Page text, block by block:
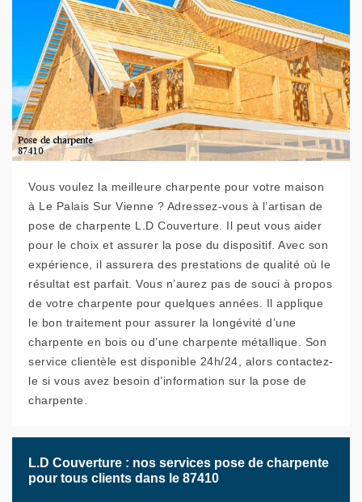
Vous voulez la meilleure charpente pour votre maison
à Le Palais Sur Vienne ? Adressez-vous à l’artisan de
pose de charpente L.D Couverture. Il peut vous aider
pour le choix et assurer la pose du dispositif. Avec son
expérience, il assurera des prestations de qualité où le
résultat est parfait. Vous n’aurez pas de souci à propos
de votre charpente pour quelques années. Il applique
le bon traitement pour assurer la longévité d’une
charpente en bois ou d’une charpente métallique. Son
service clientèle est disponible 24h/24, alors contactez-
le si vous avez besoin d’information sur la pose de
charpente.
L.D Couverture : nos services pose de charpente
pour tous clients dans le 87410